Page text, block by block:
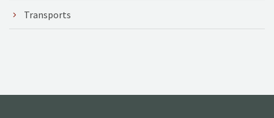
Transports